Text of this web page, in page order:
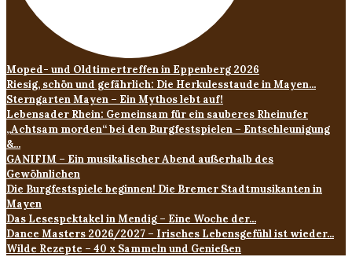
Moped- und Oldtimertreffen in Eppenberg 2026
Riesig, schön und gefährlich: Die Herkulesstaude in Mayen...
Sterngarten Mayen – Ein Mythos lebt auf!
Lebensader Rhein: Gemeinsam für ein sauberes Rheinufer
„Achtsam morden“ bei den Burgfestspielen – Entschleunigung
&...
GANIFIM – Ein musikalischer Abend außerhalb des
Gewöhnlichen
Die Burgfestspiele beginnen! Die Bremer Stadtmusikanten in
Mayen
Das Lesespektakel in Mendig – Eine Woche der...
Dance Masters 2026/2027 – Irisches Lebensgefühl ist wieder...
Wilde Rezepte – 40 x Sammeln und Genießen